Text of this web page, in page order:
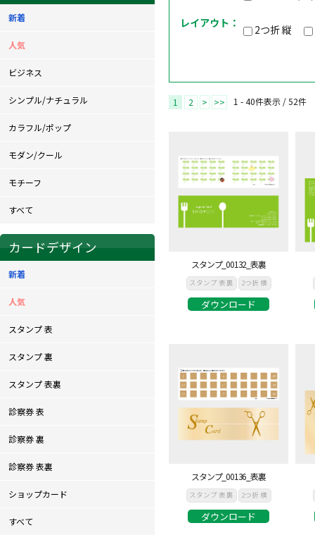
レイアウト：
2つ折 縦
1 2 > >> 1 - 40件表示 /52件
スタンプ_00132_表裏
スタンプ 表裏 2つ折 横
ダウンロード
スタンプ_00136_表裏
スタンプ 表裏 2つ折 横
ダウンロード
新着
人気
ビジネス
シンプル/ナチュラル
カラフル/ポップ
モダン/クール
モチーフ
すべて
カードデザイン
新着
人気
スタンプ 表
スタンプ 裏
スタンプ 表裏
診察券 表
診察券 裏
診察券 表裏
ショップカード
すべて